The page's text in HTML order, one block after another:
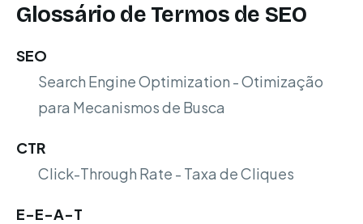
Glossário de Termos de SEO
SEO
Search Engine Optimization - Otimização
para Mecanismos de Busca
CTR
Click-Through Rate - Taxa de Cliques
E-E-A-T